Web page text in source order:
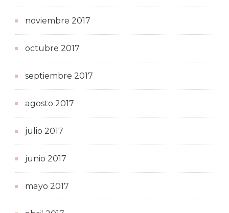
noviembre 2017
octubre 2017
septiembre 2017
agosto 2017
julio 2017
junio 2017
mayo 2017